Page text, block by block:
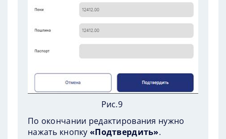
Рис.9
По окончании редактирования нужно
нажать кнопку«Подтвердить».